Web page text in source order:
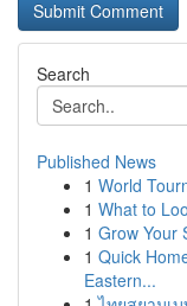
Search
Published News
1 World
1 What to
1 Grow Your
1 Quick
Eastern...